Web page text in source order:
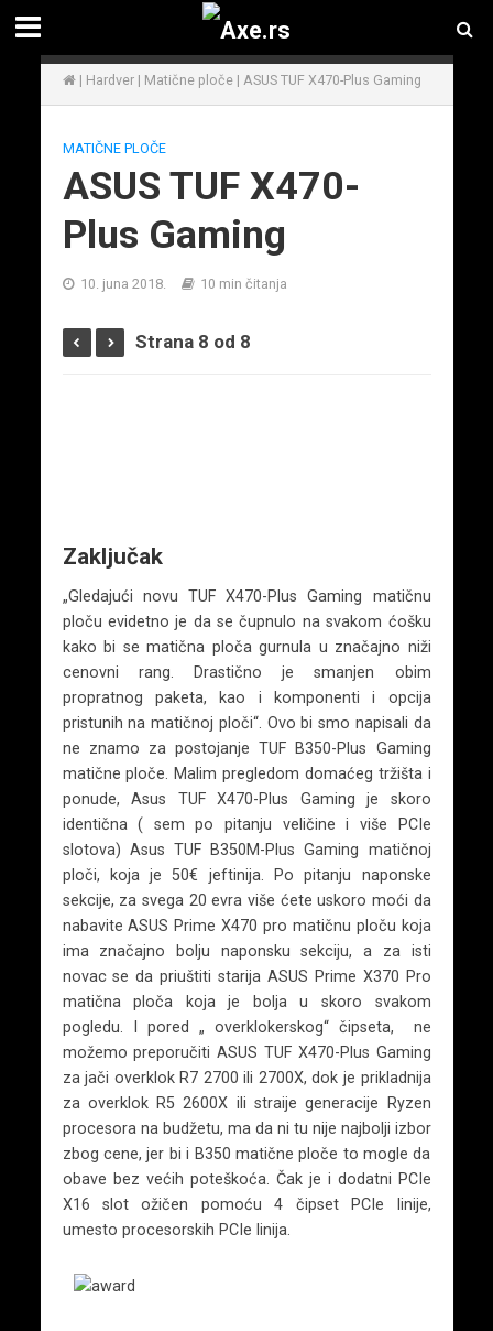
| Hardver| Matične ploče| ASUS TUF X470-Plus Gaming
MATIČNE PLOČE
ASUS TUF X470-
Plus Gaming
10. juna 2018. 10 min čitanja
Strana 8 od 8
Zaključak
„Gledajući novu TUF X470-Plus Gaming matičnu
ploču evidetno je da se čupnulo na svakom ćošku
kako bi se matična ploča gurnula u značajno niži
cenovni rang. Drastično je smanjen obim
propratnog paketa, kao i komponenti i opcija
pristunih na matičnoj ploči“. Ovo bi smo napisali da
ne znamo za postojanje TUF B350-Plus Gaming
matične ploče. Malim pregledom domaćeg tržišta i
ponude, Asus TUF X470-Plus Gaming je skoro
identična ( sem po pitanju veličine i više PCIe
slotova) Asus TUF B350M-Plus Gaming matičnoj
ploči, koja je 50€ jeftinija. Po pitanju naponske
sekcije, za svega 20 evra više ćete uskoro moći da
nabavite ASUS Prime X470 pro matičnu ploču koja
ima značajno bolju naponsku sekciju, a za isti
novac se da priuštiti starija ASUS Prime X370 Pro
matična ploča koja je bolja u skoro svakom
pogledu. I pored „ overklokerskog“ čipseta, ne
možemo preporučiti ASUS TUF X470-Plus Gaming
za jači overklok R7 2700 ili 2700X, dok je prikladnija
za overklok R5 2600X ili straije generacije Ryzen
procesora na budžetu, ma da ni tu nije najbolji izbor
zbog cene, jer bi i B350 matične ploče to mogle da
obave bez većih poteškoća. Čak je i dodatni PCIe
X16 slot ožičen pomoću 4 čipset PCIe linije,
umesto procesorskih PCIe linija.